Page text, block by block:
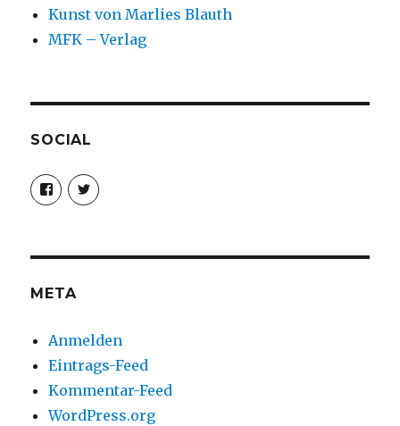
Kunst von Marlies Blauth
MFK – Verlag
SOCIAL
Profil
von
christoph.fleischer1
anzeigen
Profil
von
anzeigen
META
Anmelden
Eintrags-Feed
Kommentar-Feed
WordPress.org